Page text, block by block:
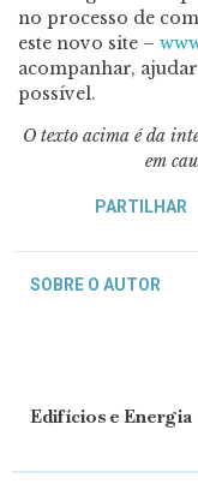
no processo de
este novo site –
acompanhar,
possível.
O texto acima é da
em
PARTILHAR
SOBRE O AUTOR
Edifícios e Energia